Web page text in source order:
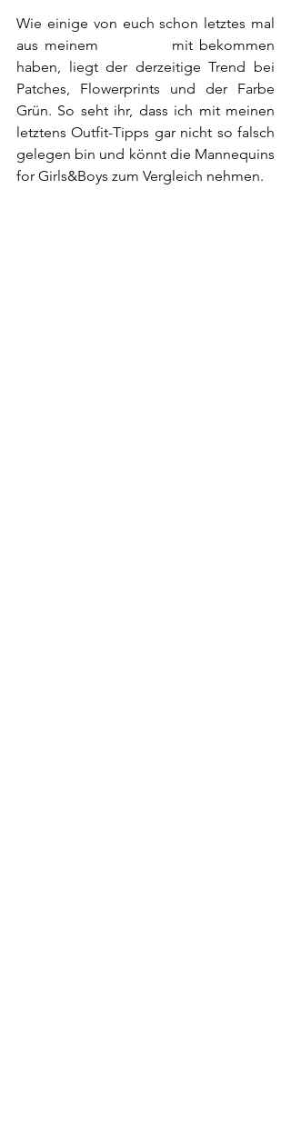
Wie einige von euch schon letztes mal
aus meinem
mit bekommen
haben, liegt der derzeitige Trend bei
Patches, Flowerprints und der Farbe
Grün. So seht ihr, dass ich mit meinen
letztens Outfit-Tipps gar nicht so falsch
gelegen bin und könnt die Mannequins
for Girls&Boys zum Vergleich nehmen.